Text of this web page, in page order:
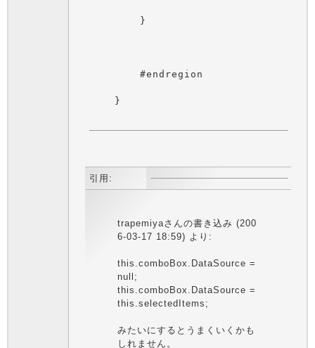
引用:
trapemiyaさんの書き込み (200
6-03-17 18:59) より:
this.comboBox.DataSource =
null;
this.comboBox.DataSource =
this.selectedItems;
みたいにするとうまくいくかも
しれません。